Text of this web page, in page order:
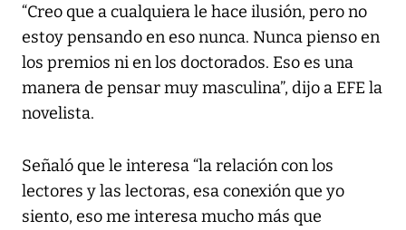
“Creo que a cualquiera le hace ilusión, pero no
estoy pensando en eso nunca. Nunca pienso en
los premios ni en los doctorados. Eso es una
manera de pensar muy masculina”, dijo a EFE la
novelista.
Señaló que le interesa “la relación con los
lectores y las lectoras, esa conexión que yo
siento, eso me interesa mucho más que